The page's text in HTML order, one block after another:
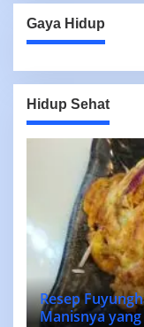
Gaya Hidup
Hidup Sehat
Resep
Manisnya